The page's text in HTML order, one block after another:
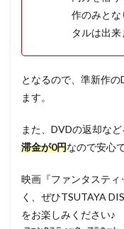
作のみとな
タルは出来
となるので、準新作
ます。
また、DVDの返却など
滞金が0円なので安心
映画『ファンタステ
く、ぜひTSUTAYA
をお楽しみください♪